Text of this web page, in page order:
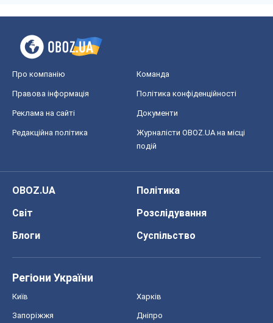
Про компанію Команда
Правова інформація Політика конфіденційності
Реклама на сайті Документи
Редакційна політика
Журналісти OBOZ.UA на місці
подій
OBOZ.UA
Політика
Світ
Розслідування
Блоги
Суспільство
Регіони України
Київ Харків
Запоріжжя Дніпро